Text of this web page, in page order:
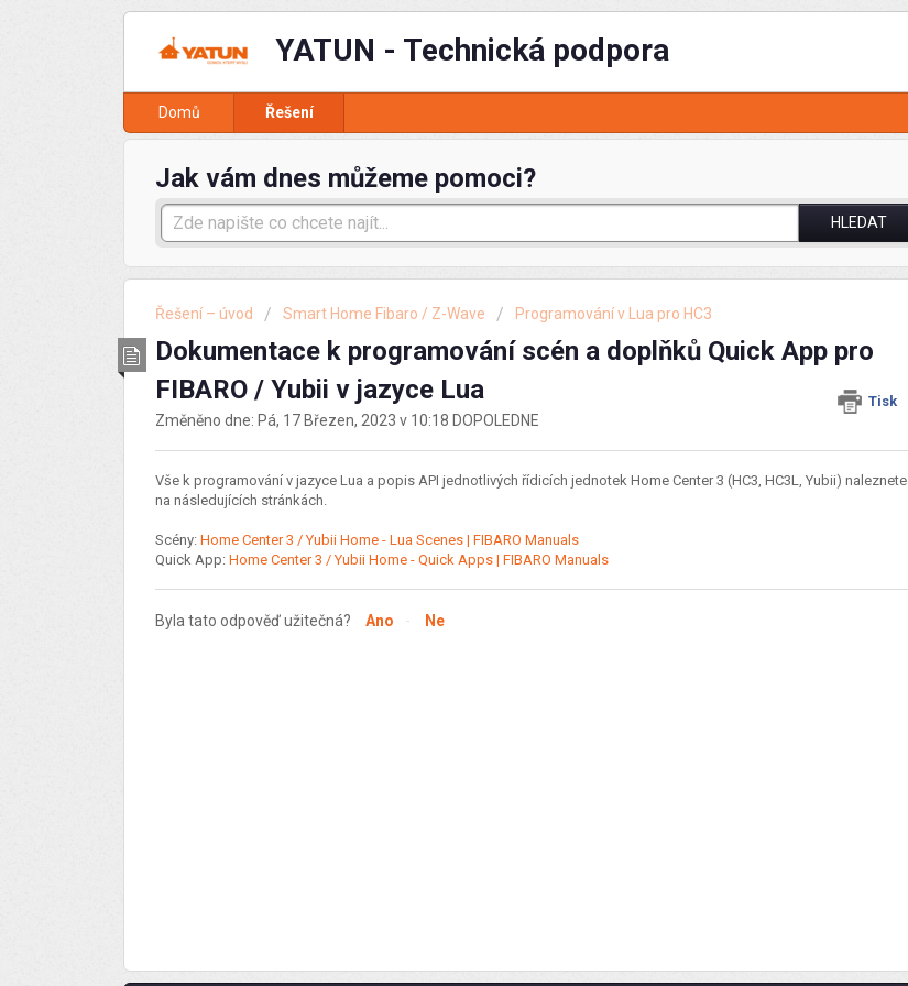
YATUN - Technická podpora
Domů Řešení
Jak vám dnes můžeme pomoci?
HLEDAT
Řešení – úvod Smart Home Fibaro / Z-Wave Programování v Lua pro HC3
Dokumentace k programování scén a doplňků Quick App pro
FIBARO / Yubii v jazyce Lua
Tisk
Změněno dne: Pá, 17 Březen, 2023 v 10:18 DOPOLEDNE
Vše k programování v jazyce Lua a popis API jednotlivých řídicích jednotek Home Center 3 (HC3, HC3L, Yubii) naleznete
na následujících stránkách.
Scény: Home Center 3 / Yubii Home - Lua Scenes | FIBARO Manuals
Quick App: Home Center 3 / Yubii Home - Quick Apps | FIBARO Manuals
Byla tato odpověď užitečná? Ano Ne